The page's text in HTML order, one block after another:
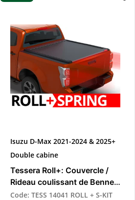
Isuzu D-Max 2021-2024 & 2025+
Double cabine
Tessera Roll+: Couvercle /
Rideau coulissant de Benne
Rétractable Manuel à
Code: TESS 14041 ROLL + S-KIT